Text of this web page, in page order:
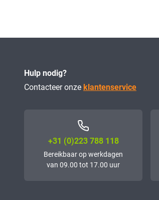
Hulp nodig?
Contacteer onze klantenservice
+31 (0)223 788 118
Bereikbaar op werkdagen
van 09.00 tot 17.00 uur